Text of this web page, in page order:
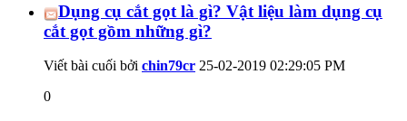
Dụng cụ cắt gọt là gì? Vật liệu làm dụng cụ
cắt gọt gồm những gì?
Viết bài cuối bởi chin79cr 25-02-2019 02:29:05 PM
0